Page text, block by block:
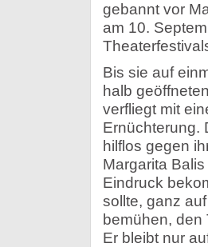
gebannt vor
am 10.
Bis sie auf
halb
verfliegt mit
Ernüchterung.
hilflos gegen
Margarita
Eindruck
sollte, ganz
bemühen,
Er bleibt nur